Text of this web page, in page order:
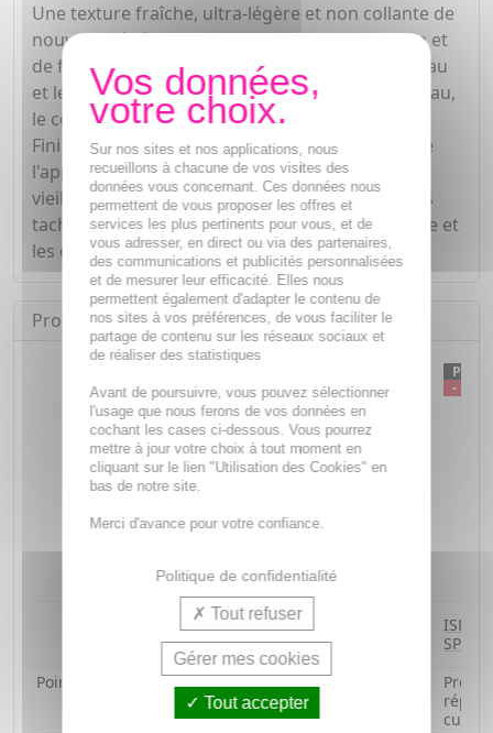
Une texture fraîche, ultra-légère et non collante de
nouvelle génération, enrichie en huile de jojoba et
de framboise bio pour nourrir et sublimer la peau
et les cheveux. Protection UVB & UVA pour la peau,
le corps et le cuir chevelu.
Fini invisible, sans traces blanches même lors de
l'application. Aide à préserver la peau du
vieillissement cutané et prévient l'apparition des
taches brunes. À appliquer sur le corps, le visage et
les cheveux.
Produits équivalents
- 5 %
ALPHANOVA Daily Sun - Eau
solaire biphase SPF50 125ml
ISDIN
SPF
Point fort
Texture biphase ultra-fraîche
adaptée à la peau et aux
cheveux
cutané
Sur nos sites et nos applications, nous
recueillons à chacune de vos visites des
données vous concernant. Ces données nous
permettent de vous proposer les offres et
services les plus pertinents pour vous, et de
vous adresser, en direct ou via des partenaires,
des communications et publicités personnalisées
et de mesurer leur efficacité. Elles nous
permettent également d'adapter le contenu de
nos sites à vos préférences, de vous faciliter le
partage de contenu sur les réseaux sociaux et
de réaliser des statistiques
Avant de poursuivre, vous pouvez sélectionner
l'usage que nous ferons de vos données en
cochant les cases ci-dessous. Vous pourrez
mettre à jour votre choix à tout moment en
cliquant sur le lien "Utilisation des Cookies" en
bas de notre site.
Merci d'avance pour votre confiance.
Politique de confidentialité
Tout refuser
Gérer mes cookies
Tout accepter